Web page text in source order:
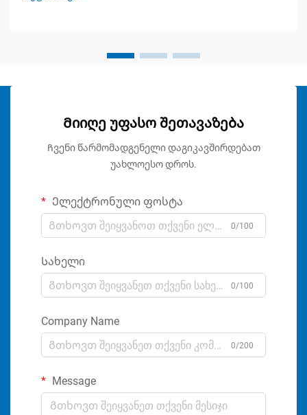
Მიიღე უფასო შეთავაზება
Ჩვენი წარმომადგენელი დაგიკავშირდებათ
უახლოესო დროს.
Ელექტრონული ფოსტა
0/100
Სახელი
0/100
Company Name
0/200
Message